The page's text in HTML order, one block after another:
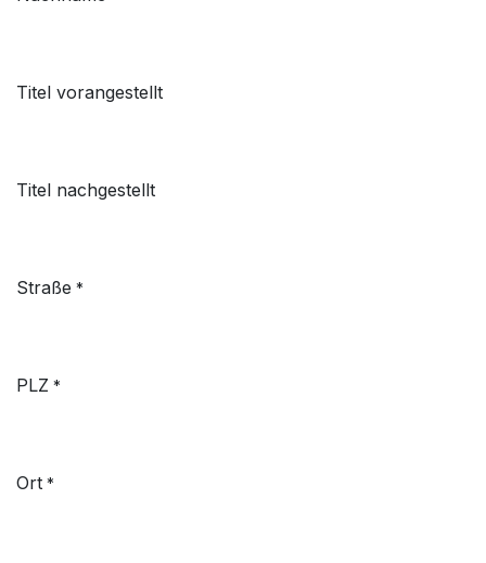
Titel vorangestellt
Titel nachgestellt
Straße *
PLZ *
Ort *